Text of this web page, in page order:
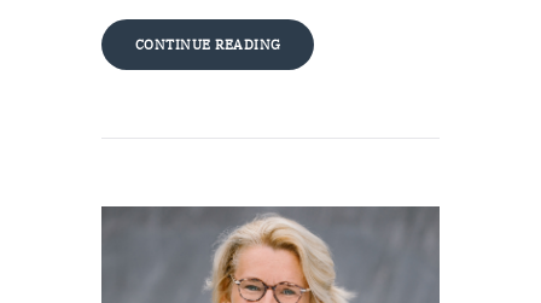
CONTINUE READING